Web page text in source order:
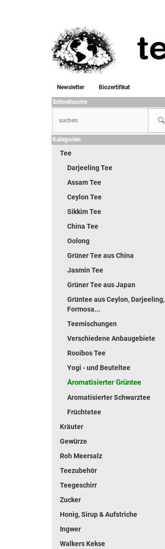
Newsletter
Biozertifikat
Schnellsuche
Kategorien
Tee
Darjeeling Tee
Assam Tee
Ceylon Tee
Sikkim Tee
China Tee
Oolong
Grüner Tee aus China
Jasmin Tee
Grüner Tee aus Japan
Grüntee aus Ceylon, Darjeeling,
Formosa...
Teemischungen
Verschiedene Anbaugebiete
Rooibos Tee
Yogi - und Beuteltee
Aromatisierter Grüntee
Aromatisierter Schwarztee
Früchtetee
Kräuter
Gewürze
Roh Meersalz
Teezubehör
Teegeschirr
Zucker
Honig, Sirup & Aufstriche
Ingwer
Walkers Kekse